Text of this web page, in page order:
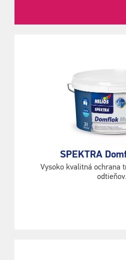
SPEKTRA
Vysoko kvalitná ochrana
odtieňov.